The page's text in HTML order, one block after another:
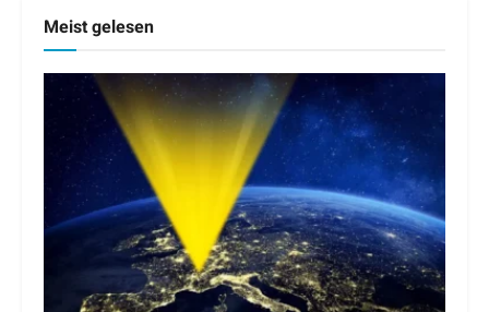
Meist gelesen